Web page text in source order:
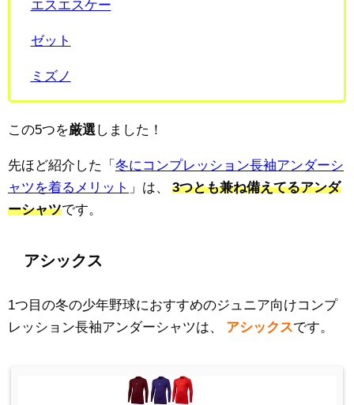
エスエスケー
ゼット
ミズノ
この5つを厳選 しました！
先ほど紹介した「 冬にコンプレッション長袖アンダーシ
ャツを着るメリット 」は、
3つとも兼ね備えてるアンダ
ーシャツです。
アシックス
1つ目の冬の少年野球におすすめのジュニア向けコンプ
レッション長袖アンダーシャツは、
アシックスです。